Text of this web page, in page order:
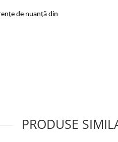
de nuanță din
PRODUSE